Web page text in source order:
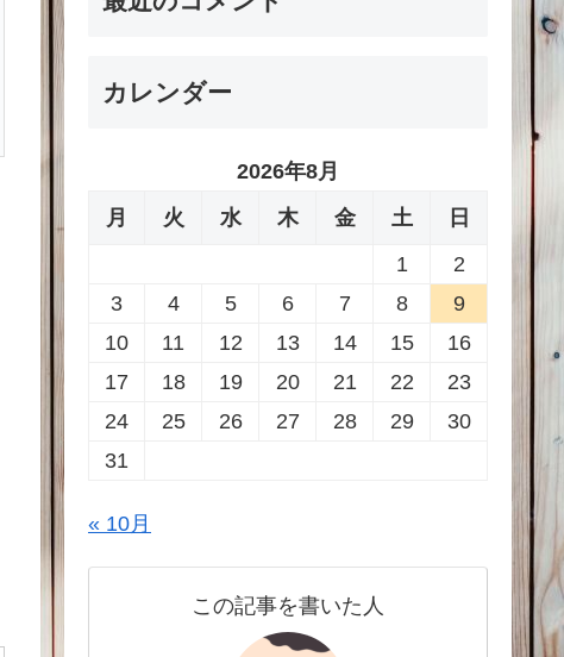
カレンダー
2026年8月
月
火 水 木 金 土
日
1
2
3
4 5 6 7 8
9
10
11 12 13 14 15
16
17
18 19 20 21 22
23
24
25 26 27 28 29
30
31
« 10月
この記事を書いた人